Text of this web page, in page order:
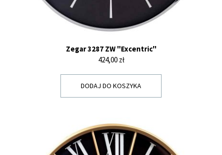
Zegar 3287 ZW "Excentric"
Cena
424,00 zł
DODAJ DO KOSZYKA